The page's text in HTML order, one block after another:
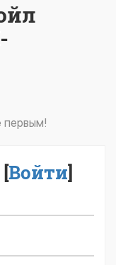
первым!
[Войти]